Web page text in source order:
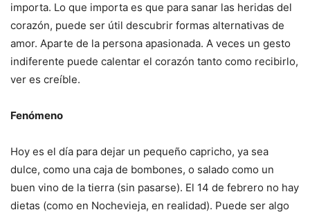
importa. Lo que importa es que para sanar las heridas del
corazón, puede ser útil descubrir formas alternativas de
amor. Aparte de la persona apasionada. A veces un gesto
indiferente puede calentar el corazón tanto como recibirlo,
ver es creíble.
Fenómeno
Hoy es el día para dejar un pequeño capricho, ya sea
dulce, como una caja de bombones, o salado como un
buen vino de la tierra (sin pasarse). El 14 de febrero no hay
dietas (como en Nochevieja, en realidad). Puede ser algo